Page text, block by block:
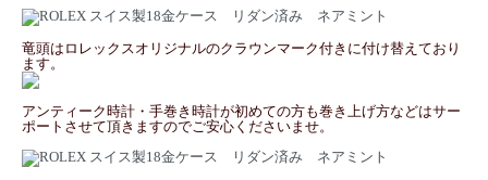
竜頭はロレックスオリジナルのクラウンマーク付きに付け替えており
ます。
アンティーク時計・手巻き時計が初めての方も巻き上げ方などはサー
ポートさせて頂きますのでご安心くださいませ。